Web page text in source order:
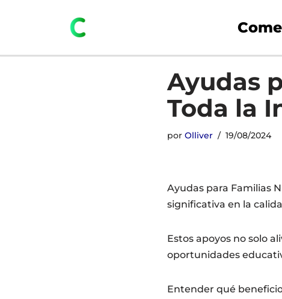
Ayudas
Toda la
por Olliver 19/08/2024
Ayudas para Familias
significativa en la
Estos apoyos no solo
oportunidades
Entender qué